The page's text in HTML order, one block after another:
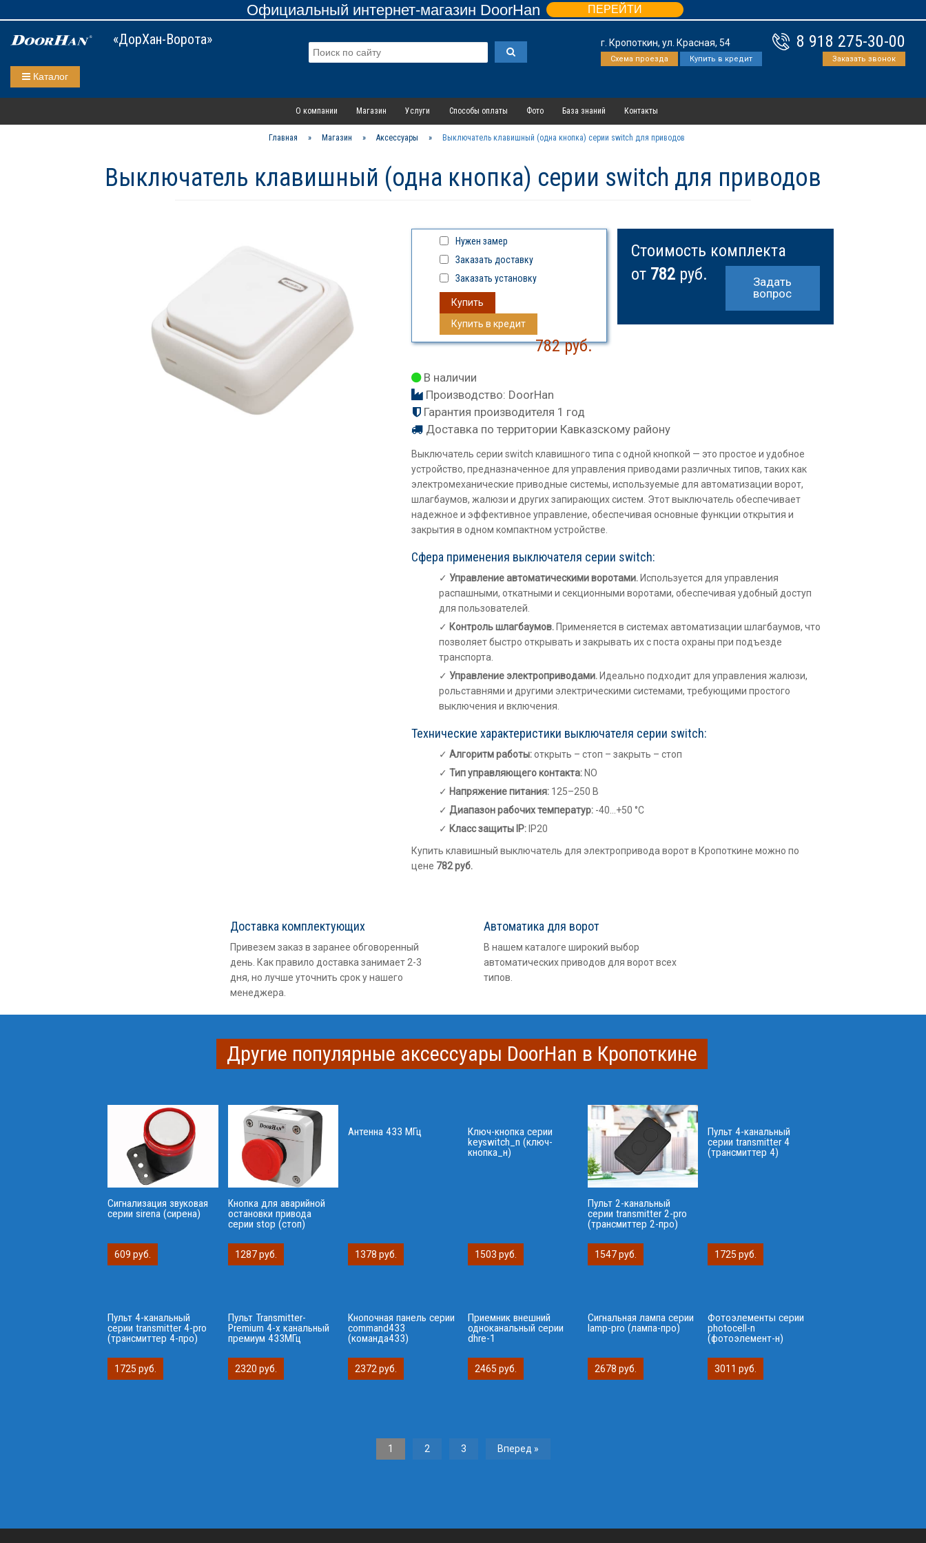
Официальный интернет-магазин DoorHan ПЕРЕЙТИ
«ДорХан-Ворота» 8 918 275-30-00
Заказать звонок
г. Кропоткин, ул. Красная, 54
Схема проезда Купить в кредит
Каталог
О компании Магазин Услуги Способы оплаты Фото База знаний Контакты
Главная » Магазин » Аксессуары » Выключатель клавишный (одна кнопка) серии switch для приводов
Выключатель клавишный (одна кнопка) серии switch для приводов
Нужен замер
Заказать доставку
Заказать установку
Купить
Купить в кредит
782 руб.
Стоимость комплекта
от 782 руб.
Задать
вопрос
В наличии
Производство: DoorHan
Гарантия производителя 1 год
Доставка по территории Кавказскому району
Выключатель серии switch клавишного типа c одной кнопкой — это простое и удобное
устройство, предназначенное для управления приводами различных типов, таких как
электромеханические приводные системы, используемые для автоматизации ворот,
шлагбаумов, жалюзи и других запирающих систем. Этот выключатель обеспечивает
надежное и эффективное управление, обеспечивая основные функции открытия и
закрытия в одном компактном устройстве.
Сфера применения выключателя серии switch:
Управление автоматическими воротами. Используется для управления
распашными, откатными и секционными воротами, обеспечивая удобный доступ
для пользователей.
Контроль шлагбаумов. Применяется в системах автоматизации шлагбаумов, что
позволяет быстро открывать и закрывать их с поста охраны при подъезде
транспорта.
Управление электроприводами. Идеально подходит для управления жалюзи,
рольставнями и другими электрическими системами, требующими простого
выключения и включения.
Технические характеристики выключателя серии switch:
Алгоритм работы:открыть – стоп – закрыть – стоп
Тип управляющего контакта: NO
Напряжение питания: 125–250 В
Диапазон рабочих температур: -40…+50 °С
Класс защиты IP: IP20
Купить клавишный выключатель для электропривода ворот в Кропоткине можно по
цене 782руб.
Доставка комплектующих
Привезем заказ в заранее обговоренный
день. Как правило доставка занимает 2-3
дня, но лучше уточнить срок у нашего
менеджера.
Автоматика для ворот
В нашем каталоге широкий выбор
автоматических приводов для ворот всех
типов.
Другие популярные аксессуары DoorHan в Кропоткине
Сигнализация звуковая
серии sirena (сирена)
609 руб.
Кнопка для аварийной
остановки привода
серии stop (стоп)
1287 руб.
Антенна 433 МГц
1378 руб.
Ключ-кнопка серии
keyswitch_n (ключ-
кнопка_н)
1503 руб.
Пульт 2-канальный
серии transmitter 2-pro
(трансмиттер 2-про)
1547 руб.
Пульт 4-канальный
серии transmitter 4
(трансмиттер 4)
1725 руб.
Пульт 4-канальный
серии transmitter 4-pro
(трансмиттер 4-про)
1725 руб.
Пульт Transmitter-
Premium 4-х канальный
премиум 433МГц
2320 руб.
Кнопочная панель серии
сommand433
(команда433)
2372 руб.
Приемник внешний
одноканальный серии
dhre-1
2465 руб.
Сигнальная лампа серии
lamp-pro (лампа-про)
2678 руб.
Фотоэлементы серии
photocell-n
(фотоэлемент-н)
3011 руб.
1 2 3 Вперед »